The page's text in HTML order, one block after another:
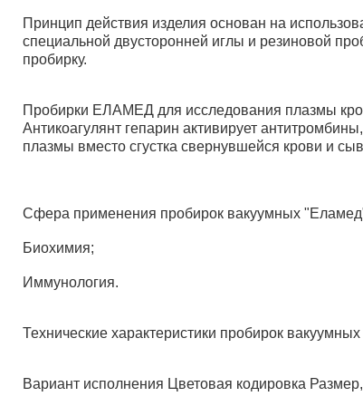
Принцип действия изделия основан на
специальной двусторонней иглы и резиновой
пробирку.
Пробирки ЕЛАМЕД для исследования плазмы
Антикоагулянт гепарин активирует
плазмы вместо сгустка свернувшейся крови и
Сфера применения пробирок вакуумных
Биохимия;
Иммунология.
Технические характеристики пробирок
Вариант исполнения Цветовая кодировка